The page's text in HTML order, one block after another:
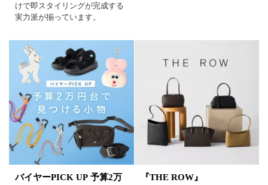
けで即スタイリングが完成する
実力派が揃っています。
バイヤーPICK UP 予算2万
『THE ROW』